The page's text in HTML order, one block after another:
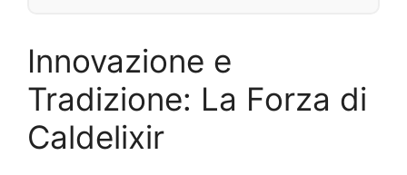
Innovazione e
Tradizione: La Forza di
Caldelixir